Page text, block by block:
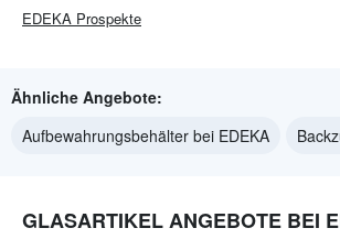
EDEKA Prospekte
Ähnliche Angebote:
Aufbewahrungsbehälter bei EDEKA
GLASARTIKEL ANGEBOTE BEI